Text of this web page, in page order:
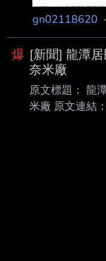
gn02118620 ·
爆 [新聞] 龍潭
奈米廠
原文標題： 龍
米廠 原文連結：